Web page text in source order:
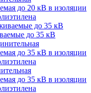
до 20 кВ в изоляции
до 35 кВ
до 35 кВ в изоляции